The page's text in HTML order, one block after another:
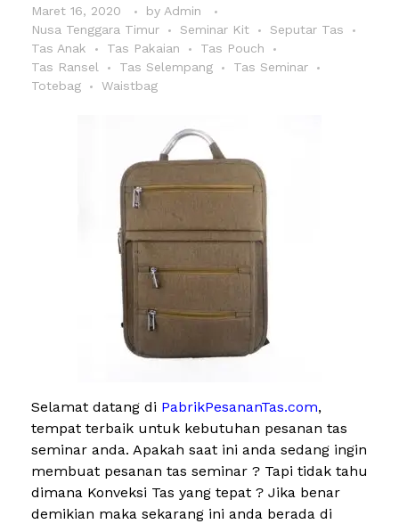
Maret 16, 2020 by Admin
Nusa Tenggara Timur
Seminar Kit
Seputar Tas
Tas Anak
Tas Pakaian
Tas Pouch
Tas Ransel
Tas Selempang
Tas Seminar
Totebag
Waistbag
Selamat datang di PabrikPesananTas.com,
tempat terbaik untuk kebutuhan pesanan tas
seminar anda. Apakah saat ini anda sedang ingin
membuat pesanan tas seminar ? Tapi tidak tahu
dimana Konveksi Tas yang tepat ? Jika benar
demikian maka sekarang ini anda berada di